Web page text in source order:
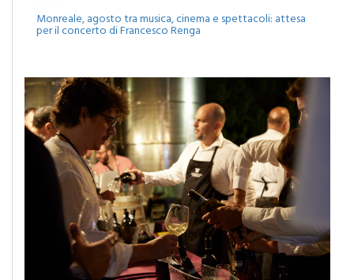
Eventi
Monreale, agosto tra musica, cinema e spettacoli: attesa